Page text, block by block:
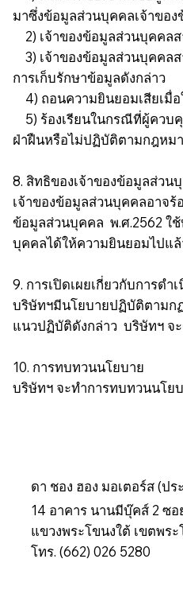
มาซึ่งข้อมูลส่วนบุคคลเจ้าขอ
2) เจ้าของข้อมูลส่วนบุคคล
3) เจ้าของข้อมูลส่วนบุคคล
การเก็บรักษาข้อมูลดังกล่าว
4) ถอนความยินยอมเสียเมื่
5) ร้องเรียนในกรณีที่ผู้ควบ
ฝ่าฝืนหรือไม่ปฏิบัติตามกฎหม
8. สิทธิของเจ้าของข้อมูลส่ว
เจ้าของข้อมูลส่วนบุคคลอาจ
ข้อมูลส่วนบุคคล พ.ศ.2562 ใ
บุคคลได้ให้ความยินยอมไปแ
9. การเปิดเผยเกี่ยวกับการด
บริษัทฯมีนโยบายปฏิบัติตามก
แนวปฏิบัติดังกล่าว บริษัทฯ จ
10. การทบทวนนโยบาย
บริษัทฯ จะทำการทบทวนนโ
ดา ชอง ฮอง มอเตอร์ส (ปร
14 อาคาร นานมีบุ๊คส์ 2 ซ
แขวงพระโขนงใต้ เขตพร
โทร. (662) 026 5280